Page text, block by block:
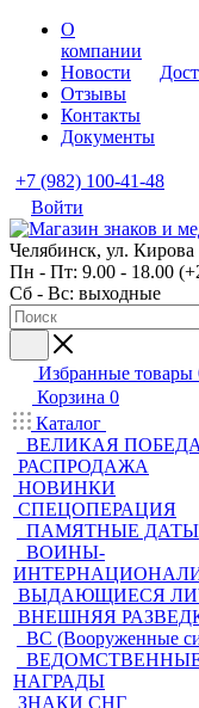
О
компании
Новости
Отзывы
Контакты
Документы
+7 (982) 100-41-48
Войти
Челябинск, ул.
Пн - Пт: 9.00 - 18.00
Сб - Вс: выходные
Избранные товары
Корзина 0
Каталог
ВЕЛИКАЯ ПОБЕДА
РАСПРОДАЖА
НОВИНКИ
СПЕЦОПЕРАЦИЯ
ПАМЯТНЫЕ ДАТЫ
ВОИНЫ-
ВЫДАЮЩИЕСЯ
ВНЕШНЯЯ
ВС (Вооруженные
НАГРАДЫ
ЗНАКИ СНГ